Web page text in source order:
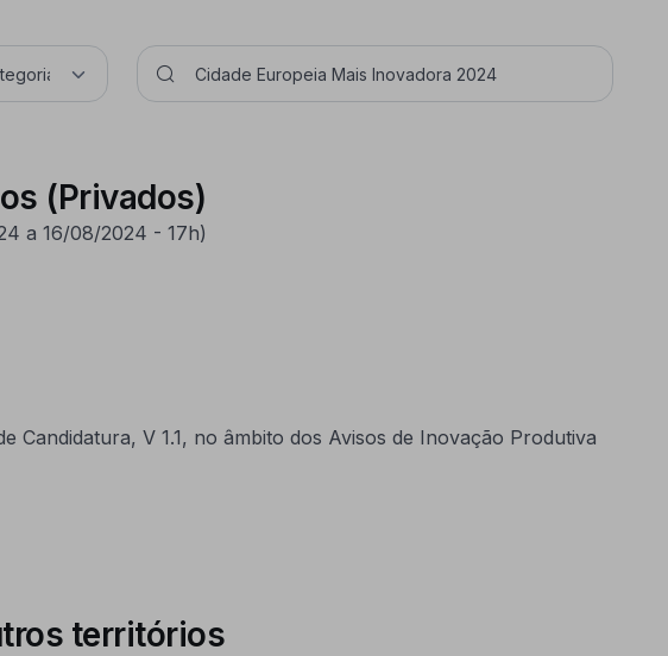
(Privados)
a 16/08/2024 - 17h)
V 1.1, no âmbito dos Avisos de Inovação Produtiva
territórios